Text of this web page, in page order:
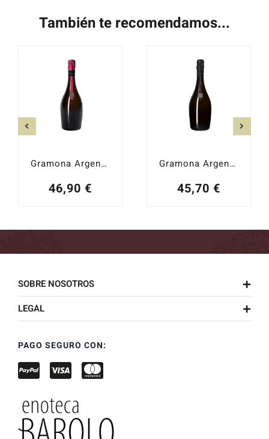
También te recomendamos...
Gramona Argent Rosé 2022
46,90 €
Gramona Argent Brut Reserva 2021
45,70 €
SOBRE NOSOTROS
LEGAL
PAGO SEGURO CON: